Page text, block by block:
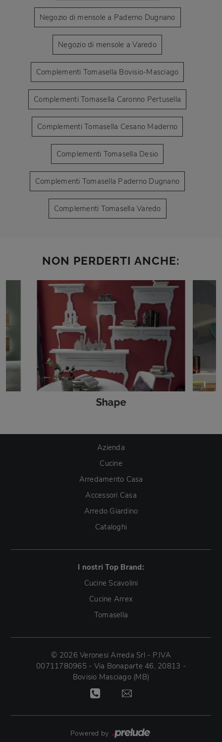
Negozio di mensole a Paderno Dugnano
Negozio di mensole a Varedo
Complementi Tomasella Bovisio-Masciago
Complementi Tomasella Caronno Pertusella
Complementi Tomasella Cesano Maderno
Complementi Tomasella Desio
Complementi Tomasella Paderno Dugnano
Complementi Tomasella Varedo
NON PERDERTI ANCHE:
Shape
Azienda
Cucine
Arredamento Casa
Accessori Casa
Arredo Giardino
Cataloghi
I nostri Top Brand:
Cucine Scavolini
Cucine Arrex
Tomasella
© 2026 Veronesi Arreda Srl - P.IVA
00711780965 - Via Bonaparte 46, 20813 -
Bovisio Masciago (MB)
Powered by